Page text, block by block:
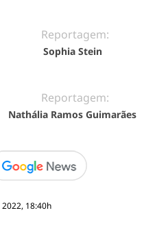
Reportagem:
Sophia Stein
Reportagem:
Nathália Ramos Guimarães
18:40h